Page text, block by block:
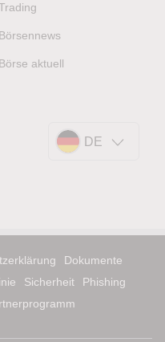
Börsennews
Börse aktuell
DE
Dokumente
Sicherheit
Phishing